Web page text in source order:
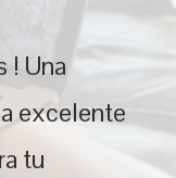
! Una
excelente
tu